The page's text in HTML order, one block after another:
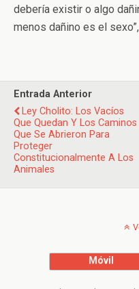
debería existir o algo
menos dañino es el
Entrada Anterior
Ley Cholito: Los Vacíos
Que Quedan Y Los Caminos
Que Se Abrieron Para
Proteger
Constitucionalmente A Los
Animales
Móvil